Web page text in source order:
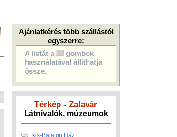
Ajánlatkérés több szállástól
egyszerre:
A listát a
gombok
használatával állíthatja
össze.
Térkép - Zalavár
Látnivalók, múzeumok
Kis-Balaton Ház